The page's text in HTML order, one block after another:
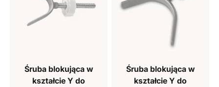
Śruba blokująca w
kształcie Y do
Śruba blokująca w
kształcie Y do